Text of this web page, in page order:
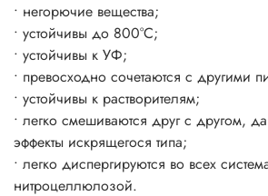
• негорючие вещества;
• устойчивы до 800°C;
• устойчивы к УФ;
• превосходно сочетаются с другими
• устойчивы к растворителям;
• легко смешиваются друг с другом,
эффекты искрящегося типа;
• легко диспергируются во всех
нитроцеллюлозой.